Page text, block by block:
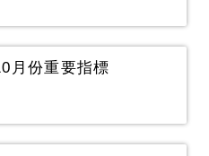
月份重要指標